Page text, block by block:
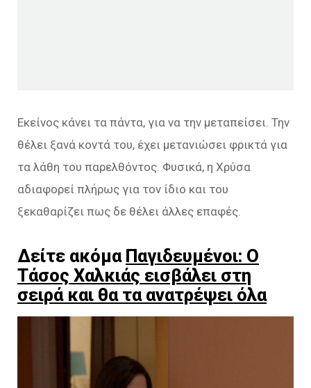
Εκείνος κάνει τα πάντα, για να την μεταπείσει. Την
θέλει ξανά κοντά του, έχει μετανιώσει φρικτά για
τα λάθη του παρελθόντος. Φυσικά, η Χρύσα
αδιαφορεί πλήρως για τον ίδιο και του
ξεκαθαρίζει πως δε θέλει άλλες επαφές.
Δείτε ακόμα Παγιδευμένοι: Ο
Τάσος Χαλκιάς εισβάλει στη
σειρά και θα τα ανατρέψει όλα